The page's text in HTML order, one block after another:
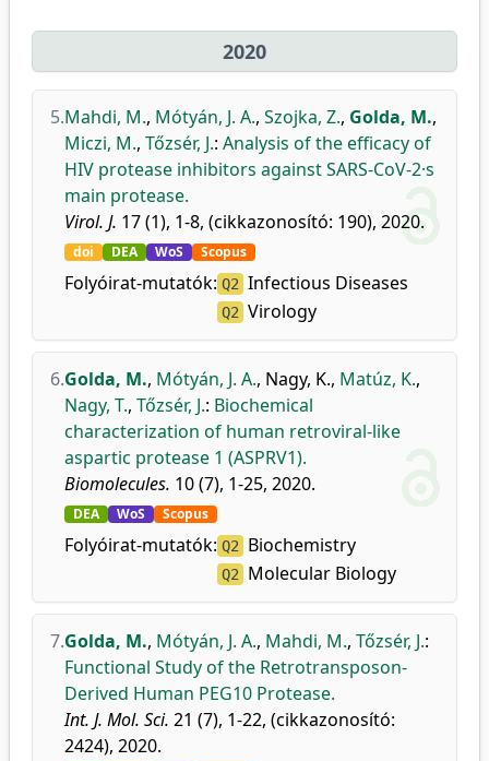
2020
5.Mahdi, M., Mótyán, J. A., Szojka, Z., Golda, M.,
Miczi, M., Tőzsér, J.: Analysis of the efficacy of
HIV protease inhibitors against SARS-CoV-2·s
main protease.
Virol. J. 17 (1), 1-8, (cikkazonosító: 190), 2020.
doi DEA WoS Scopus
Folyóirat-mutatók: Q2 Infectious Diseases
Q2 Virology
6.Golda, M., Mótyán, J. A., Nagy, K., Matúz, K.,
Nagy, T., Tőzsér, J.: Biochemical
characterization of human retroviral-like
aspartic protease 1 (ASPRV1).
Biomolecules. 10 (7), 1-25, 2020.
DEA WoS Scopus
Folyóirat-mutatók: Q2 Biochemistry
Q2 Molecular Biology
7.Golda, M., Mótyán, J. A., Mahdi, M., Tőzsér, J.:
Functional Study of the Retrotransposon-
Derived Human PEG10 Protease.
Int. J. Mol. Sci. 21 (7), 1-22, (cikkazonosító:
2424), 2020.